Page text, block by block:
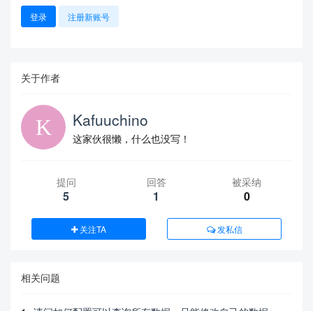
登录 注册新账号
关于作者
Kafuuchino
这家伙很懒，什么也没写！
提问
5
回答
1
被采纳
0
关注TA 发私信
相关问题